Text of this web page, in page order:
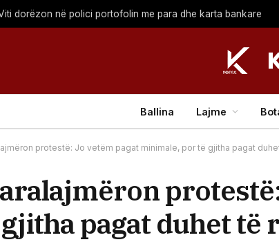
dorëzon në polici portofolin me para dhe karta bankare
Ballina Lajme
protestë: Jo vetëm pagat minimale, por të gjitha pagat
pagat duhet të